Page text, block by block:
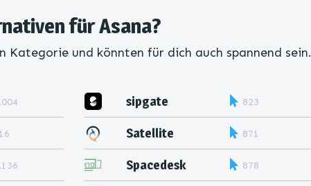
für Asana?
Kategorie und könnten für dich auch spannend sein.
sipgate 823
Satellite 871
Spacedesk 878